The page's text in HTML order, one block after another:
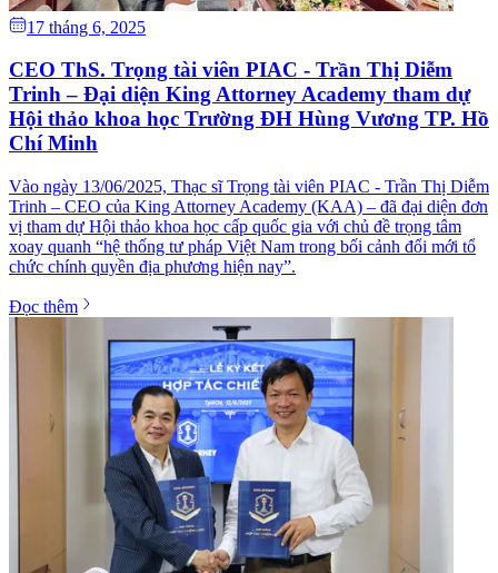
17 tháng 6, 2025
CEO ThS. Trọng tài viên PIAC - Trần Thị Diễm
Trinh – Đại diện King Attorney Academy tham dự
Hội thảo khoa học Trường ĐH Hùng Vương TP. Hồ
Chí Minh
Vào ngày 13/06/2025, Thạc sĩ Trọng tài viên PIAC - Trần Thị Diễm
Trinh – CEO của King Attorney Academy (KAA) – đã đại diện đơn
vị tham dự Hội thảo khoa học cấp quốc gia với chủ đề trọng tâm
xoay quanh “hệ thống tư pháp Việt Nam trong bối cảnh đổi mới tổ
chức chính quyền địa phương hiện nay”.
Đọc thêm